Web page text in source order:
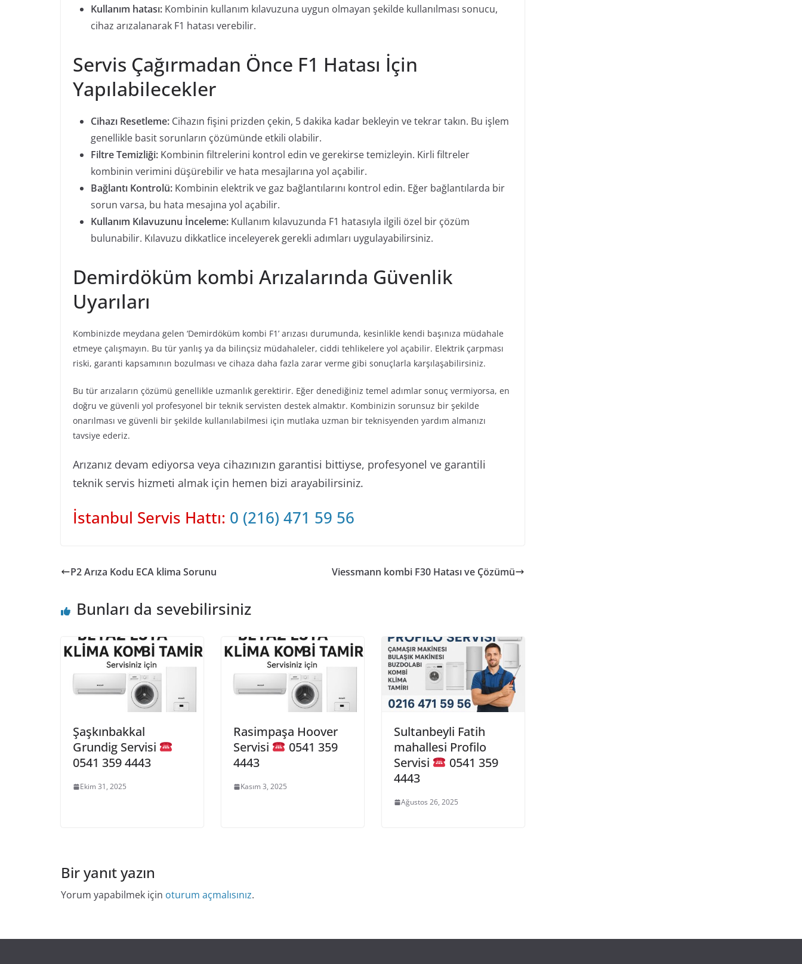
Kullanım hatası: Kombinin kullanım kılavuzuna uygun olmayan şekilde kullanılması sonucu,
cihaz arızalanarak F1 hatası verebilir.
Servis Çağırmadan Önce F1 Hatası İçin
Yapılabilecekler
Cihazı Resetleme: Cihazın fişini prizden çekin, 5 dakika kadar bekleyin ve tekrar takın. Bu işlem
genellikle basit sorunların çözümünde etkili olabilir.
Filtre Temizliği: Kombinin filtrelerini kontrol edin ve gerekirse temizleyin. Kirli filtreler
kombinin verimini düşürebilir ve hata mesajlarına yol açabilir.
Bağlantı Kontrolü: Kombinin elektrik ve gaz bağlantılarını kontrol edin. Eğer bağlantılarda bir
sorun varsa, bu hata mesajına yol açabilir.
Kullanım Kılavuzunu İnceleme: Kullanım kılavuzunda F1 hatasıyla ilgili özel bir çözüm
bulunabilir. Kılavuzu dikkatlice inceleyerek gerekli adımları uygulayabilirsiniz.
Demirdöküm kombi Arızalarında Güvenlik
Uyarıları
Kombinizde meydana gelen ‘Demirdöküm kombi F1’ arızası durumunda, kesinlikle kendi başınıza müdahale
etmeye çalışmayın. Bu tür yanlış ya da bilinçsiz müdahaleler, ciddi tehlikelere yol açabilir. Elektrik çarpması
riski, garanti kapsamının bozulması ve cihaza daha fazla zarar verme gibi sonuçlarla karşılaşabilirsiniz.
Bu tür arızaların çözümü genellikle uzmanlık gerektirir. Eğer denediğiniz temel adımlar sonuç vermiyorsa, en
doğru ve güvenli yol profesyonel bir teknik servisten destek almaktır. Kombinizin sorunsuz bir şekilde
onarılması ve güvenli bir şekilde kullanılabilmesi için mutlaka uzman bir teknisyenden yardım almanızı
tavsiye ederiz.
Arızanız devam ediyorsa veya cihazınızın garantisi bittiyse, profesyonel ve garantili
teknik servis hizmeti almak için hemen bizi arayabilirsiniz.
İstanbul Servis Hattı: 0 (216) 471 59 56
P2 Arıza Kodu ECA klima Sorunu Viessmann kombi F30 Hatası ve Çözümü
Bunları da sevebilirsiniz
Şaşkınbakkal
Grundig Servisi
0541 359 4443
Ekim 31, 2025
Rasimpaşa Hoover
Servisi
0541 359
4443
Kasım 3, 2025
Sultanbeyli Fatih
mahallesi Profilo
Servisi
0541 359
4443
Ağustos 26, 2025
Bir yanıt yazın
Yorum yapabilmek için oturum açmalısınız.